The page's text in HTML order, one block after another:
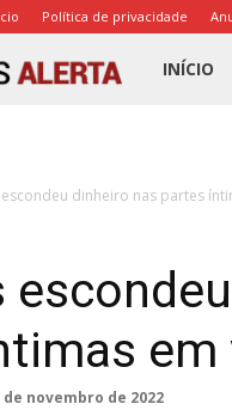
Política de privacidade
Portal
Alerta
INÍCIO
dinheiro nas partes
em
de novembro de 2022